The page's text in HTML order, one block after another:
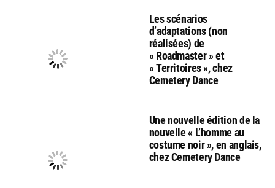
Les scénarios
d’adaptations (non
réalisées) de
« Roadmaster » et
« Territoires », chez
Cemetery Dance
Une nouvelle édition de la
nouvelle « L’homme au
costume noir », en anglais,
chez Cemetery Dance